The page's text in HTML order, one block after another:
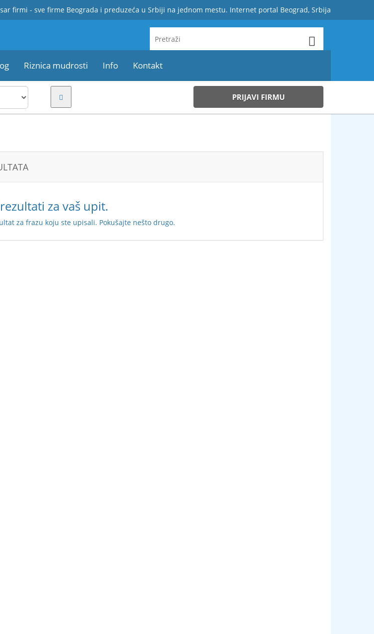
firmi - sve firme Beograda i preduzeća u Srbiji na jednom mestu. Internet portal Beograd, Srbija
Riznica mudrosti Info Kontakt
PRIJAVI FIRMU
za vaš upit.
za frazu koju ste upisali. Pokušajte nešto drugo.